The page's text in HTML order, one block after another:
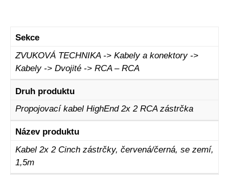
Sekce
ZVUKOVÁ TECHNIKA -> Kabely a konektory ->
Kabely -> Dvojité -> RCA – RCA
Druh produktu
Propojovací kabel HighEnd 2x 2 RCA zástrčka
Název produktu
Kabel 2x 2 Cinch zástrčky, červená/černá, se zemí,
1,5m